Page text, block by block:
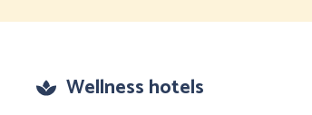
Wellness hotels